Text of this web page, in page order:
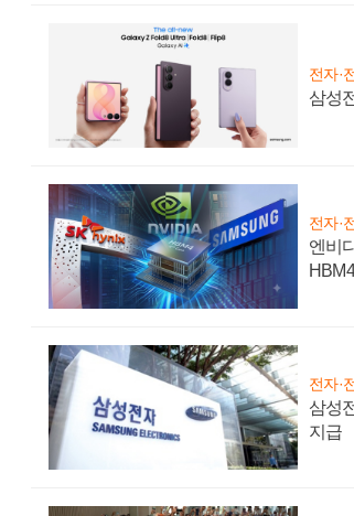
전자·
삼성
전자·
엔비
전자·
삼성
지급